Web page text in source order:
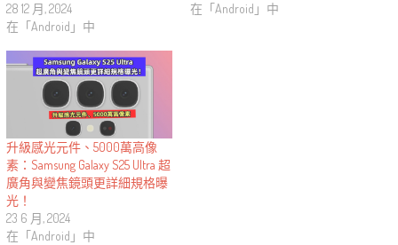
28 12 月, 2024
在「Android」中
在「Android」中
升級感光元件、5000萬高像
素：Samsung Galaxy S25 Ultra 超
廣角與變焦鏡頭更詳細規格曝
光！
23 6 月, 2024
在「Android」中